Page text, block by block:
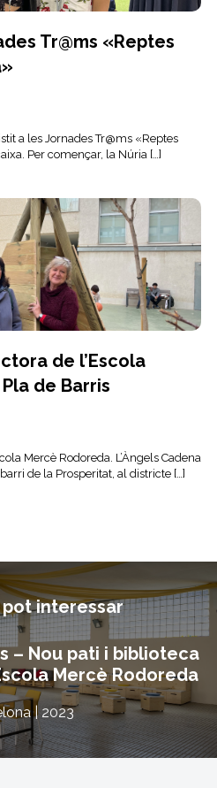
Tr@ms «Reptes
a les Jornades Tr@ms «Reptes
Per començar, la Núria […]
de l’Escola
de Barris
Mercè Rodoreda. L’Àngels Cadena
de la Prosperitat, al districte […]
interessar
– Nou pati i biblioteca
Mercè Rodoreda
| 2023